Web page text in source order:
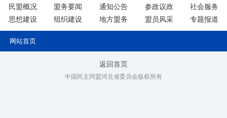
民盟概况 盟务要闻 通知公告 参政议政
社会服务
思想建设
组织建设 地方盟务 盟员风采 专题报道
网站首页
返回首页
中国民主同盟河北省委员会版权所有